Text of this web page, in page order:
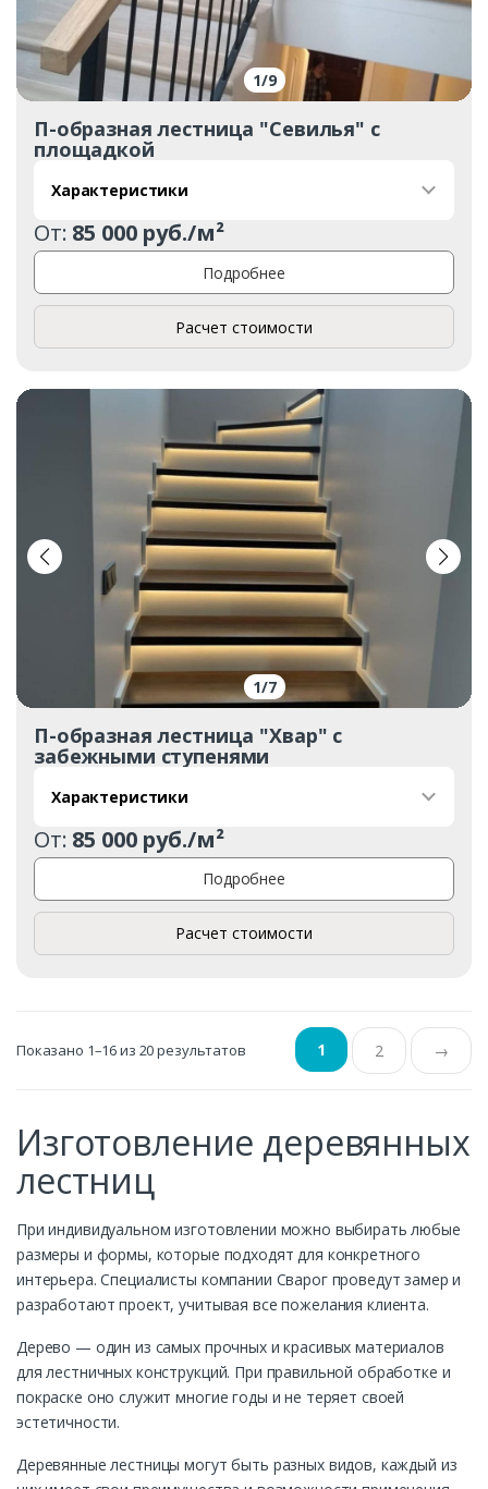
1/9
П-образная лестница "Севилья" с
площадкой
Характеристики
От: 85 000 руб./м²
Подробнее
Расчет стоимости
1/7
П-образная лестница "Хвар" с
забежными ступенями
Характеристики
От: 85 000 руб./м²
Подробнее
Расчет стоимости
Показано 1–16 из 20 результатов 1 2 →
Изготовление деревянных
лестниц
При индивидуальном изготовлении можно выбирать любые
размеры и формы, которые подходят для конкретного
интерьера. Специалисты компании Сварог проведут замер и
разработают проект, учитывая все пожелания клиента.
Дерево — один из самых прочных и красивых материалов
для лестничных конструкций. При правильной обработке и
покраске оно служит многие годы и не теряет своей
эстетичности.
Деревянные лестницы могут быть разных видов, каждый из